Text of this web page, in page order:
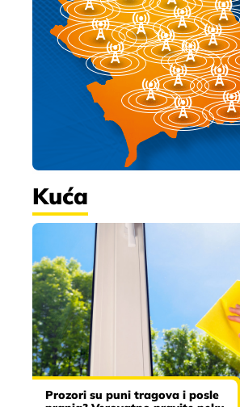
Kuća
Prozori su puni tragova i posle